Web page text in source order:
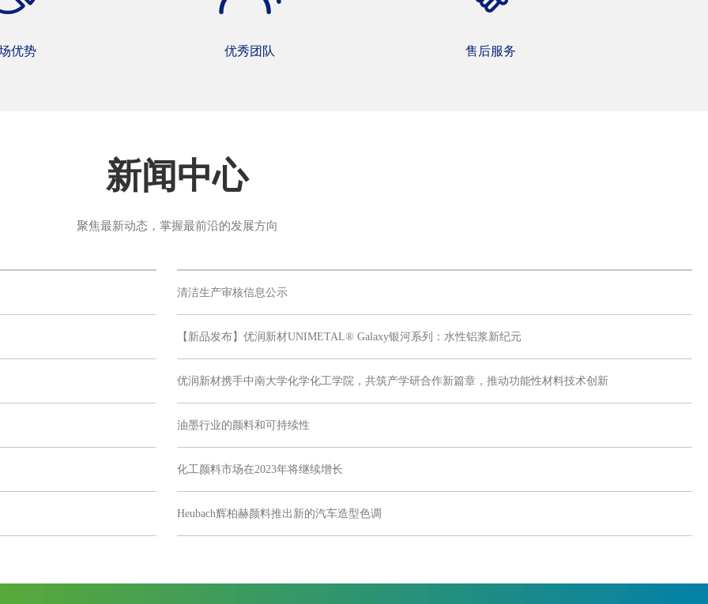
优势 优秀团队 售后服务
新闻中心
聚焦最新动态，掌握最前沿的发展方向
清洁生产审核信息公示
【新品发布】优润新材UNIMETAL® Galaxy银河系列：水性铝浆新纪元
优润新材携手中南大学化学化工学院，共筑产学研合作新篇章，推动功能性材料技术创新
油墨行业的颜料和可持续性
化工颜料市场在2023年将继续增长
Heubach辉柏赫颜料推出新的汽车造型色调